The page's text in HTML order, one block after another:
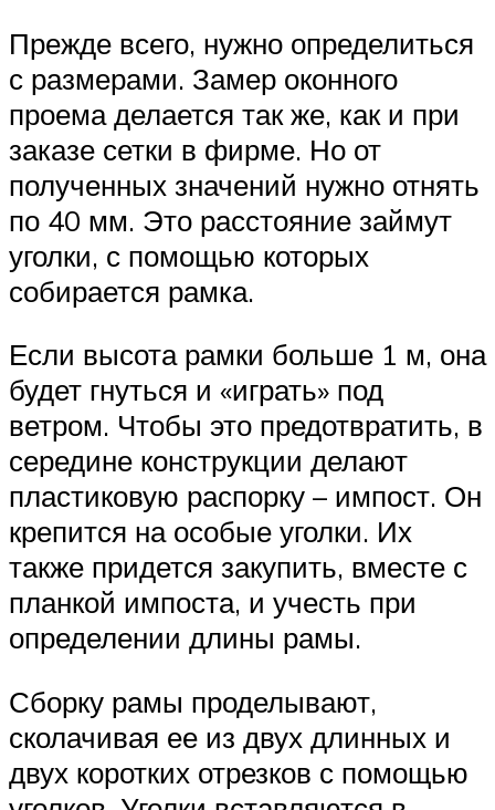
Прежде всего, нужно определиться
с размерами. Замер оконного
проема делается так же, как и при
заказе сетки в фирме. Но от
полученных значений нужно отнять
по 40 мм. Это расстояние займут
уголки, с помощью которых
собирается рамка.
Если высота рамки больше 1 м, она
будет гнуться и «играть» под
ветром. Чтобы это предотвратить, в
середине конструкции делают
пластиковую распорку – импост. Он
крепится на особые уголки. Их
также придется закупить, вместе с
планкой импоста, и учесть при
определении длины рамы.
Сборку рамы проделывают,
сколачивая ее из двух длинных и
двух коротких отрезков с помощью